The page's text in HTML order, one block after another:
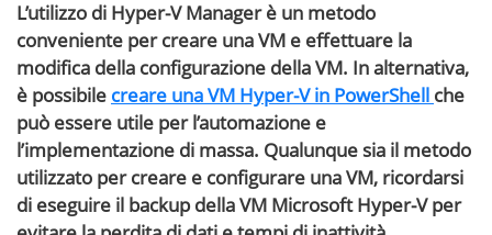
L’utilizzo di Hyper-V Manager è un metodo
conveniente per creare una VM e effettuare la
modifica della configurazione della VM. In alternativa,
è possibile creare una VM Hyper-V in PowerShell che
può essere utile per l’automazione e
l’implementazione di massa. Qualunque sia il metodo
utilizzato per creare e configurare una VM, ricordarsi
di eseguire il backup della VM Microsoft Hyper-V per